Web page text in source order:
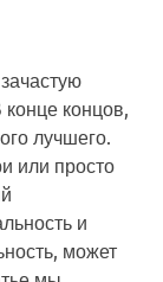
концов,
лучшего.
или просто
и
может